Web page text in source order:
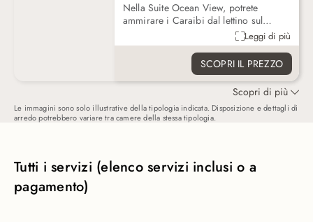
Nella Suite Ocean View, potrete
ammirare i Caraibi dal lettino sul
vostro balcone privato. La Suite si trova
al primo piano, vicino alla spiaggia e
alla piscina. Dispone di un'ampia
camera da letto con letto king-size e
cabina armadio, di un soggiorno con
divano letto, scrivania e televisore e di
un grande bagno con doppio lavabo e
doccia.
Leggi di più
SCOPRI IL PREZZO
Scopri di più
Le immagini sono solo illustrative della tipologia indicata. Disposizione e dettagli di
arredo potrebbero variare tra camere della stessa tipologia.
Tutti i servizi (elenco servizi inclusi o a
pagamento)